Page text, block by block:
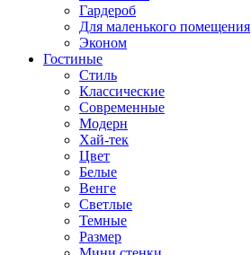
Гардероб
Для маленького помещения
Эконом
Гостиные
Стиль
Классические
Современные
Модерн
Хай-тек
Цвет
Белые
Венге
Светлые
Темные
Размер